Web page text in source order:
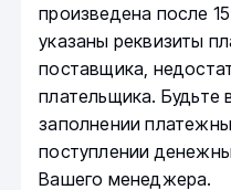
произведена после
указаны реквизиты
поставщика,
плательщика. Будьте
заполнении
поступлении
Вашего менеджера.